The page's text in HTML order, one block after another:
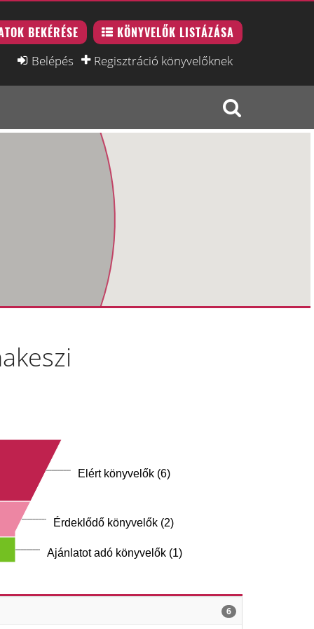
BEKÉRÉSE KÖNYVELŐK LISTÁZÁSA
Belépés Regisztráció könyvelőknek
Elért könyvelők (6)
Érdeklődő könyvelők (2)
Ajánlatot adó könyvelők (1)
6